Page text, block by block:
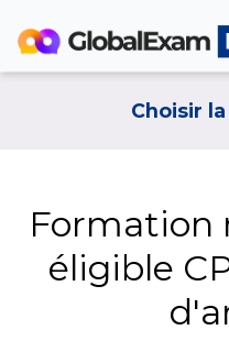
Choisir
Formation
éligible